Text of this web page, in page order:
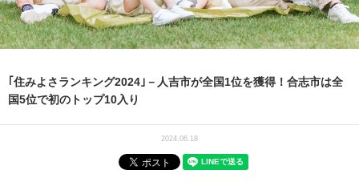
｢住みよさランキング2024｣－人吉市が全国1位を獲得！合志市は全
国5位で初のトップ10入り
2024.06.18